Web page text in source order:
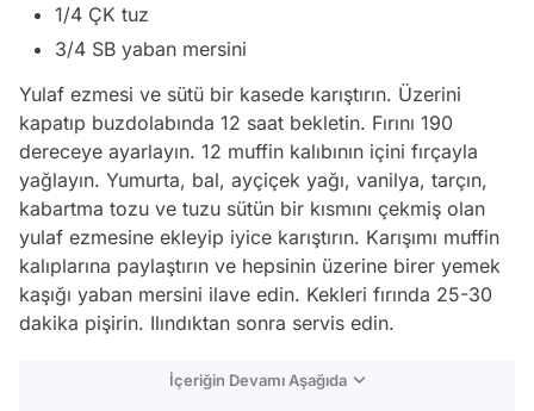
1/4 ÇK tuz
3/4 SB yaban mersini
Yulaf ezmesi ve sütü bir kasede karıştırın. Üzerini
kapatıp buzdolabında 12 saat bekletin. Fırını 190
dereceye ayarlayın. 12 muffin kalıbının içini fırçayla
yağlayın. Yumurta, bal, ayçiçek yağı, vanilya, tarçın,
kabartma tozu ve tuzu sütün bir kısmını çekmiş olan
yulaf ezmesine ekleyip iyice karıştırın. Karışımı muffin
kalıplarına paylaştırın ve hepsinin üzerine birer yemek
kaşığı yaban mersini ilave edin. Kekleri fırında 25-30
dakika pişirin. Ilındıktan sonra servis edin.
İçeriğin Devamı Aşağıda